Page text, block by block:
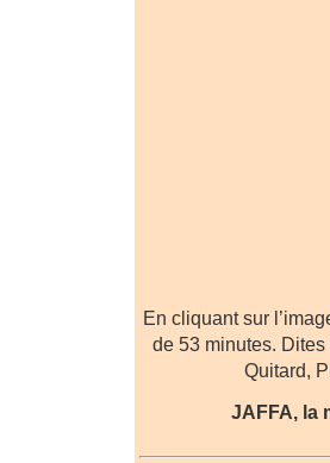
En cliquant sur
de 53 minutes.
Quitard,
JAFFA, la